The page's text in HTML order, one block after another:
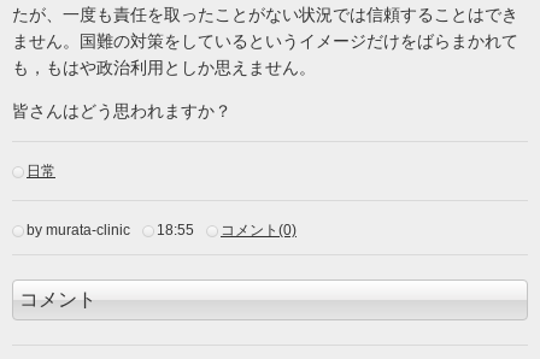
たが、一度も責任を取ったことがない状況では信頼することはでき
ません。国難の対策をしているというイメージだけをばらまかれて
も，もはや政治利用としか思えません。
皆さんはどう思われますか？
日常
by murata-clinic 18:55 コメント(0)
コメント